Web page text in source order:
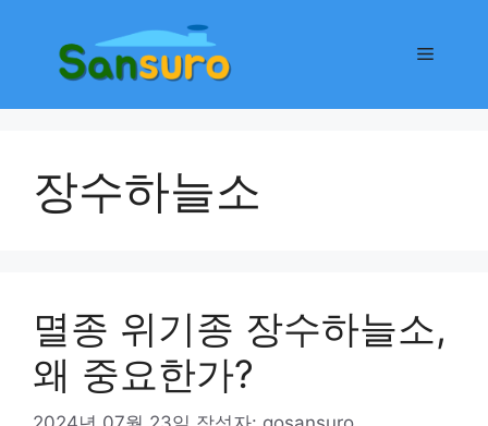
메
장수하늘소
멸종 위기종 장수하늘소,
왜 중요한가?